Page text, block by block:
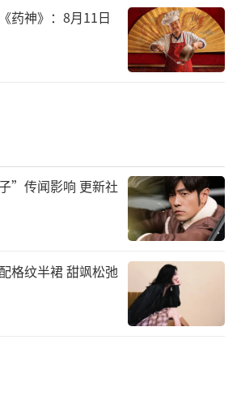
手扔在地上，转身就走。在场
场就变了，观众席里响起一片
。有人压着嗓子问了一句，这
好像自带闯祸开关，综艺镜头
杯都能剪成高光片段，现实剧
就变成事故报告。去年拍戏时
组照明灯，道具师盯着残骸看
后来全组人喝奶茶的钱都从他
师现在看见他都下意识护住设
药神》：8月11日
”传闻影响 更新社
格纹半裙 甜飒松弛